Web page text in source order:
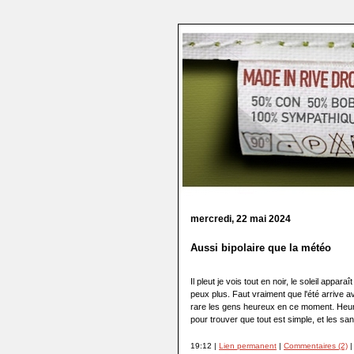
mercredi, 22 mai 2024
Aussi bipolaire que la météo
Il pleut je vois tout en noir, le soleil
peux plus. Faut vraiment que l'été arrive
rare les gens heureux en ce moment.
pour trouver que tout est simple, et les
19:12 | Lien permanent | Commentaires (2) |